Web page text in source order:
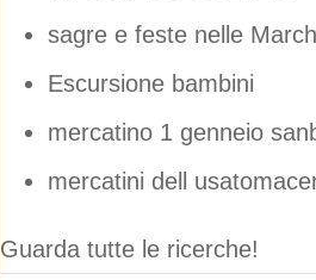
sagre e feste nelle
Escursione bambini
mercatino 1 genneio
mercatini dell
Guarda tutte le ricerche!